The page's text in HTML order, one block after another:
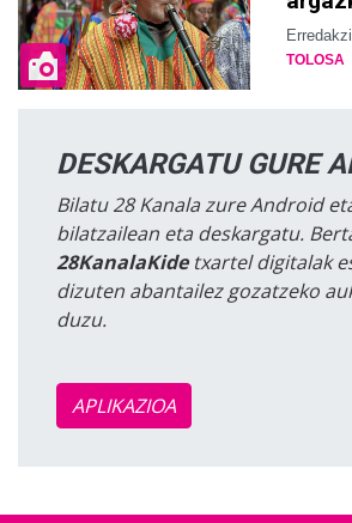
TOLOSA
DESKARGATU GURE
Bilatu 28 Kanala zure Android
bilatzailean eta deskargatu.
28KanalaKidetxartel digitalak
dizuten abantailez gozatzeko
duzu.
APLIKAZIOA